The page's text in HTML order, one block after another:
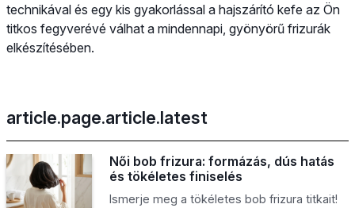
technikával és egy kis gyakorlással a hajszárító kefe az Ön
titkos fegyverévé válhat a mindennapi, gyönyörű frizurák
elkészítésében.
article.page.article.latest
Női bob frizura: formázás, dús hatás
és tökéletes finiselés
Ismerje meg a tökéletes bob frizura titkait!